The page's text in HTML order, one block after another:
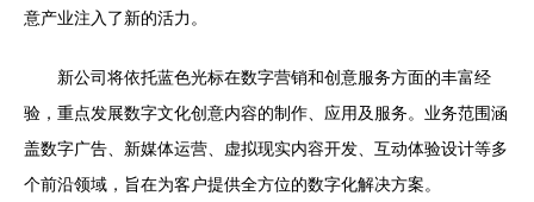
意产业注入了新的活力。
新公司将依托蓝色光标在数字营销和创意服务方面的丰富经
验，重点发展数字文化创意内容的制作、应用及服务。业务范围涵
盖数字广告、新媒体运营、虚拟现实内容开发、互动体验设计等多
个前沿领域，旨在为客户提供全方位的数字化解决方案。